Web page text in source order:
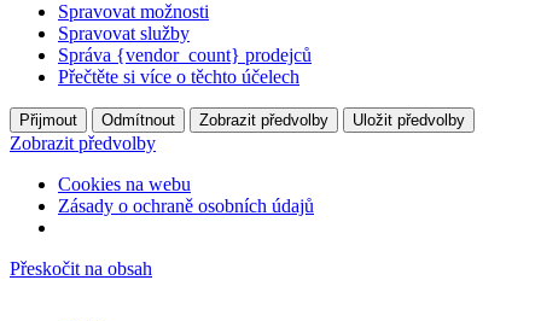
Spravovat možnosti
Spravovat služby
Správa {vendor_count} prodejců
Přečtěte si více o těchto účelech
Přijmout Odmítnout Zobrazit předvolby Uložit předvolby
Zobrazit předvolby
Cookies na webu
Zásady o ochraně osobních údajů
Přeskočit na obsah